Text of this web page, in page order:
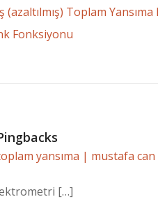
(azaltılmış) Toplam
Fonksiyonu
toplam yansıma | mustafa can
[…]